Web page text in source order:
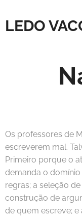
LEDO
Os professores de
escreverem mal.
Primeiro porque o
demanda o
regras; a seleção
construção de
de quem escreve; e